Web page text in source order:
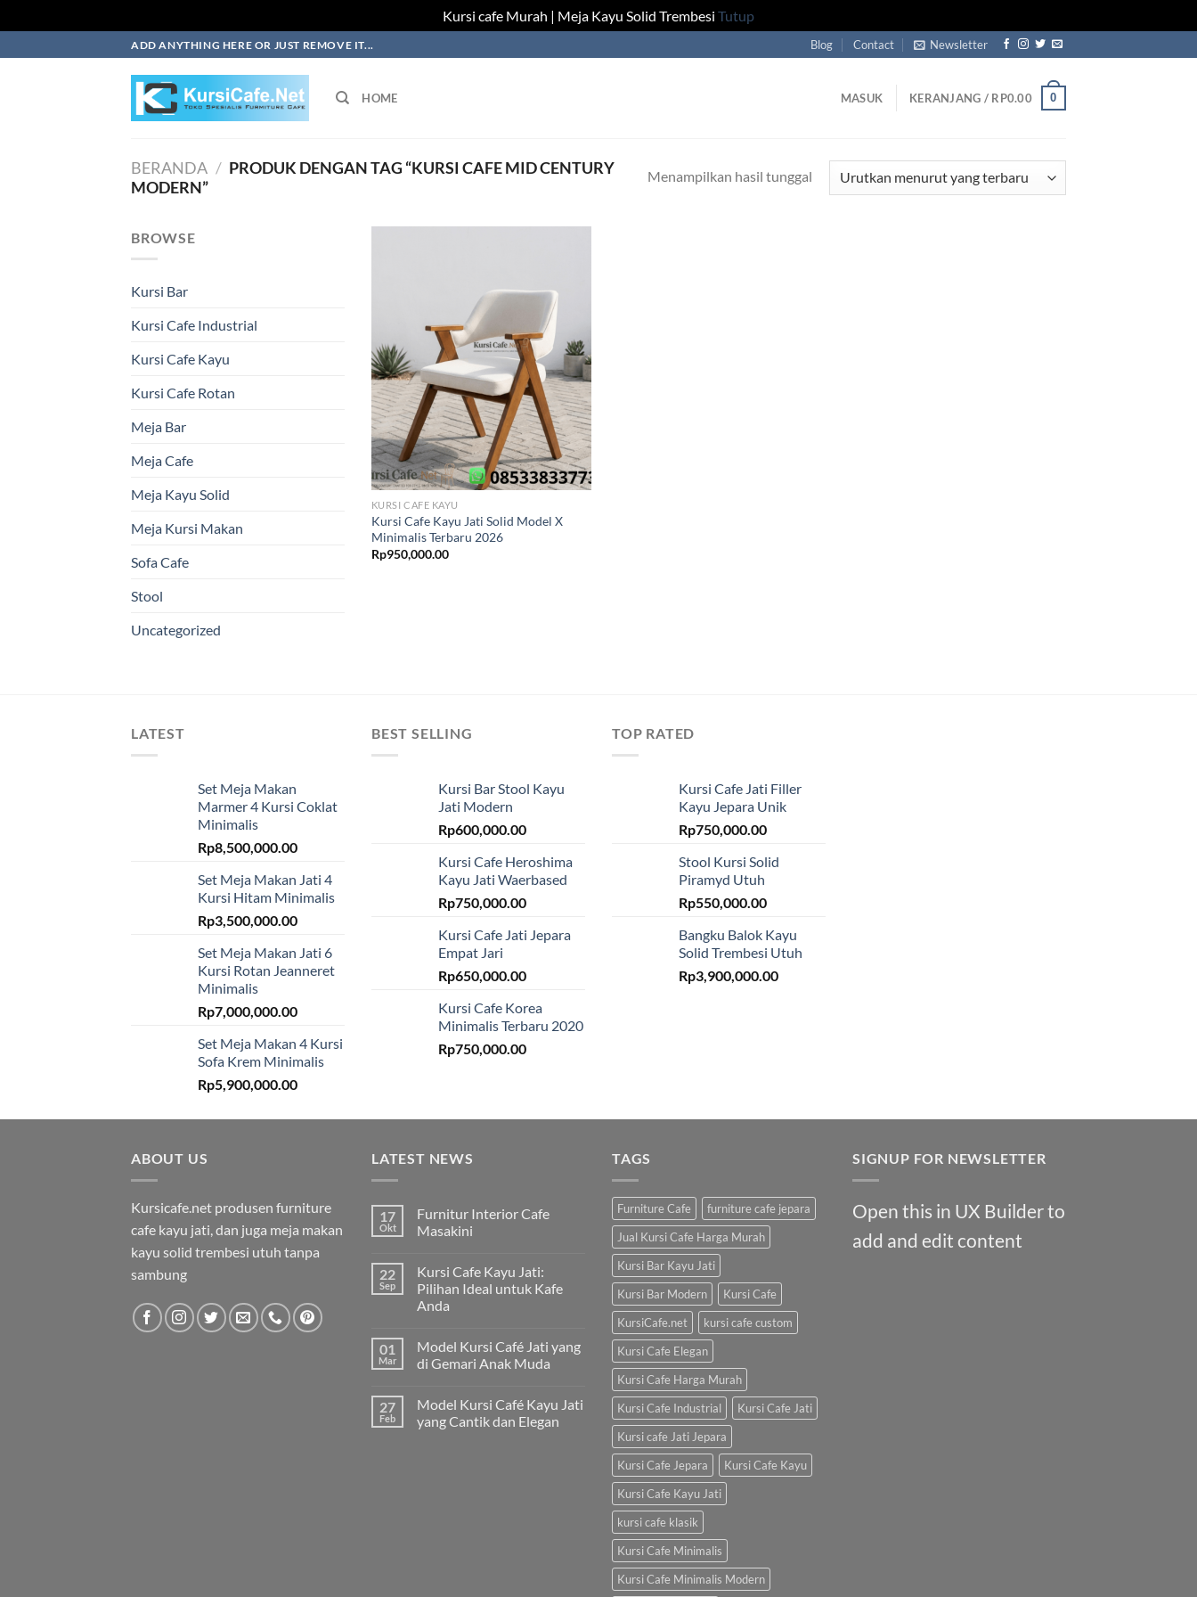
Kursi cafe Murah | Meja Kayu Solid Trembesi Tutup
to
ADD ANYTHING HERE OR JUST REMOVE IT... Blog Contact Newsletter
HOME MASUK KERANJANG / RP0.00 0
BERANDA / PRODUK DENGAN TAG “KURSI CAFE MID CENTURY
MODERN”
Menampilkan hasil tunggal
BROWSE
Kursi Bar
Kursi Cafe Industrial
Kursi Cafe Kayu
Kursi Cafe Rotan
Meja Bar
Meja Cafe
Meja Kayu Solid
Meja Kursi Makan
Sofa Cafe
Stool
Uncategorized
KURSI CAFE KAYU
Kursi Cafe Kayu Jati Solid Model X
Minimalis Terbaru 2026
Rp950,000.00
LATEST
Set Meja Makan
Marmer 4 Kursi Coklat
Minimalis
Rp8,500,000.00
Set Meja Makan Jati 4
Kursi Hitam Minimalis
Rp3,500,000.00
Set Meja Makan Jati 6
Kursi Rotan Jeanneret
Minimalis
Rp7,000,000.00
Set Meja Makan 4 Kursi
Sofa Krem Minimalis
Rp5,900,000.00
BEST SELLING
Kursi Bar Stool Kayu
Jati Modern
Rp600,000.00
Kursi Cafe Heroshima
Kayu Jati Waerbased
Rp750,000.00
Kursi Cafe Jati Jepara
Empat Jari
Rp650,000.00
Kursi Cafe Korea
Minimalis Terbaru 2020
Rp750,000.00
TOP RATED
Kursi Cafe Jati Filler
Kayu Jepara Unik
Rp750,000.00
Stool Kursi Solid
Piramyd Utuh
Rp550,000.00
Bangku Balok Kayu
Solid Trembesi Utuh
Rp3,900,000.00
ABOUT US
Kursicafe.net produsen furniture
cafe kayu jati, dan juga meja makan
kayu solid trembesi utuh tanpa
sambung
LATEST NEWS
17
Okt
Furnitur Interior Cafe
Masakini
22
Sep
Kursi Cafe Kayu Jati:
Pilihan Ideal untuk Kafe
Anda
01
Mar
Model Kursi Café Jati yang
di Gemari Anak Muda
27
Feb
Model Kursi Café Kayu Jati
yang Cantik dan Elegan
TAGS
Furniture Cafe
furniture cafe jepara
Jual Kursi Cafe Harga Murah
Kursi Bar Kayu Jati
Kursi Bar Modern
Kursi Cafe
KursiCafe.net
kursi cafe custom
Kursi Cafe Elegan
Kursi Cafe Harga Murah
Kursi Cafe Industrial
Kursi Cafe Jati
Kursi cafe Jati Jepara
Kursi Cafe Jepara
Kursi Cafe Kayu
Kursi Cafe Kayu Jati
kursi cafe klasik
Kursi Cafe Minimalis
Kursi Cafe Minimalis Modern
SIGNUP FOR NEWSLETTER
Open this in UX Builder to
add and edit content